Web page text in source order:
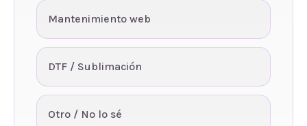
Mantenimiento web
DTF / Sublimación
Otro / No lo sé